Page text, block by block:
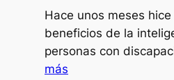
Hace unos meses
beneficios de la
personas con
más